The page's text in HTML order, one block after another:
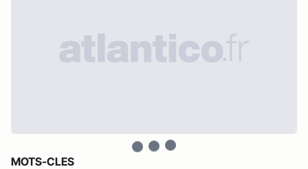
MOTS-CLES